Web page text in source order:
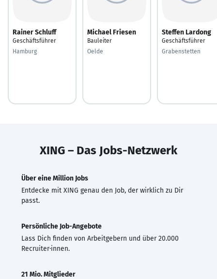
Rainer Schluff
Geschäftsführer
Hamburg
Michael Friesen
Bauleiter
Oelde
Steffen Lardong
Geschäftsführer
Grabenstetten
XING – Das Jobs-Netzwerk
Über eine Million Jobs
Entdecke mit XING genau den Job, der wirklich zu Dir
passt.
Persönliche Job-Angebote
Lass Dich finden von Arbeitgebern und über 20.000
Recruiter·innen.
21 Mio. Mitglieder